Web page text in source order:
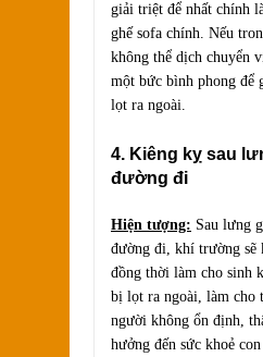
giải triệt để nhất chính
ghế sofa chính. Nếu
không thể dịch chuyển
một bức bình phong để
lọt ra ngoài.
4. Kiêng kỵ sau
đường đi
Hiện tượng: Sau lưng
đường đi, khí trường sẽ
đồng thời làm cho sinh
bị lọt ra ngoài, làm cho
người không ổn định,
hưởng đến sức khoẻ